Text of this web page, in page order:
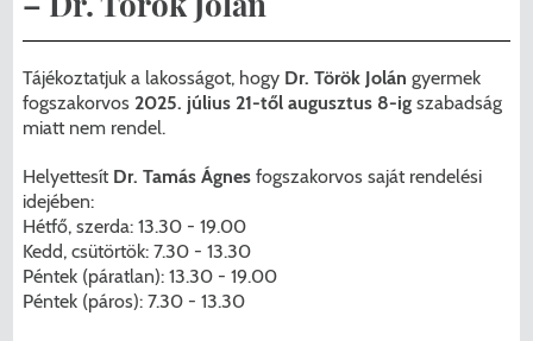
Központhoz való csatlakozása
korszerűsítése
Komplex csapadékvíz-elvezetés
korszerűsítése Pécelen II. ütem
Menzakártya/Applikáció
Kedvezmények/Diéta/Allergia
Nyomtatványok
Étkezési térítési díjak
Kapcsolat
2025/2026. tanév
Tájékoztatjuk a lakosságot, hogy Dr. Török Jolán gyermek
fogszakorvos 2025. július 21-től augusztus 8-ig szabadság
miatt nem rendel.
Helyettesít Dr. Tamás Ágnes fogszakorvos saját rendelési
idejében:
Hétfő, szerda: 13.30 - 19.00
Kedd, csütörtök: 7.30 - 13.30
Péntek (páratlan): 13.30 - 19.00
Péntek (páros): 7.30 - 13.30